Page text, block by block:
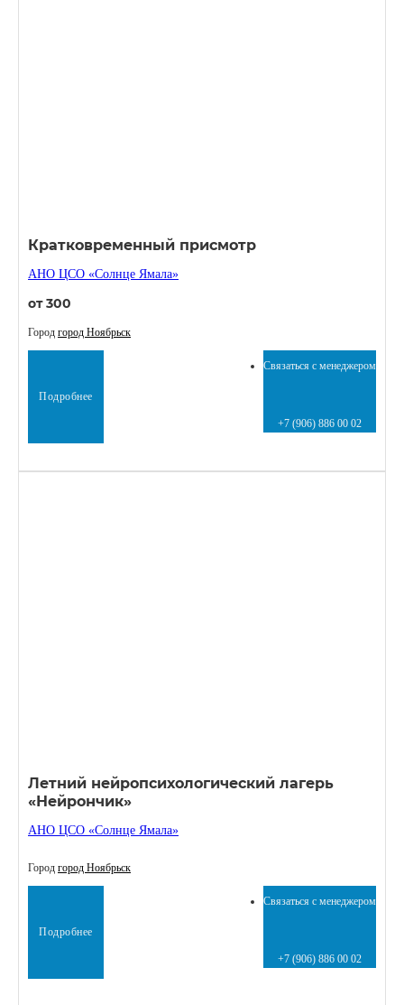
Кратковременный присмотр
АНО ЦСО «Солнце Ямала»
от 300
Город город Ноябрьск
Подробнее
Связаться с менеджером
+7 (906) 886 00 02
Летний нейропсихологический лагерь
«Нейрончик»
АНО ЦСО «Солнце Ямала»
Город город Ноябрьск
Подробнее
Связаться с менеджером
+7 (906) 886 00 02